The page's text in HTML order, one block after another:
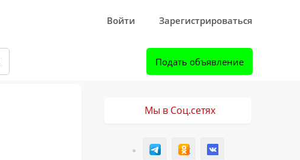
Войти Зарегистрироваться
Подать объявление
Мы в Соц.сетях
T ОК ВК